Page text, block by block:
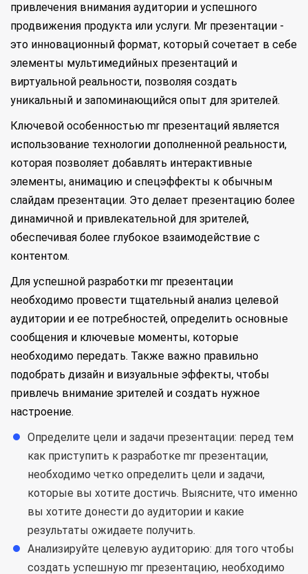
привлечения внимания аудитории и успешного
продвижения продукта или услуги. Mr презентации -
это инновационный формат, который сочетает в себе
элементы мультимедийных презентаций и
виртуальной реальности, позволяя создать
уникальный и запоминающийся опыт для зрителей.
Ключевой особенностью mr презентаций является
использование технологии дополненной реальности,
которая позволяет добавлять интерактивные
элементы, анимацию и спецэффекты к обычным
слайдам презентации. Это делает презентацию более
динамичной и привлекательной для зрителей,
обеспечивая более глубокое взаимодействие с
контентом.
Для успешной разработки mr презентации
необходимо провести тщательный анализ целевой
аудитории и ее потребностей, определить основные
сообщения и ключевые моменты, которые
необходимо передать. Также важно правильно
подобрать дизайн и визуальные эффекты, чтобы
привлечь внимание зрителей и создать нужное
настроение.
Определите цели и задачи презентации: перед тем
как приступить к разработке mr презентации,
необходимо четко определить цели и задачи,
которые вы хотите достичь. Выясните, что именно
вы хотите донести до аудитории и какие
результаты ожидаете получить.
Анализируйте целевую аудиторию: для того чтобы
создать успешную mr презентацию, необходимо